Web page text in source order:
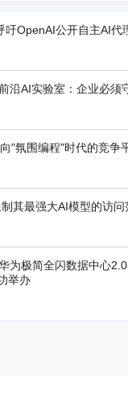
吁OpenAI公开自主AI代
沿AI实验室：企业必须
"氛围编程"时代的竞争
其最强大AI模型的访问
为极简全闪数据中心
举办